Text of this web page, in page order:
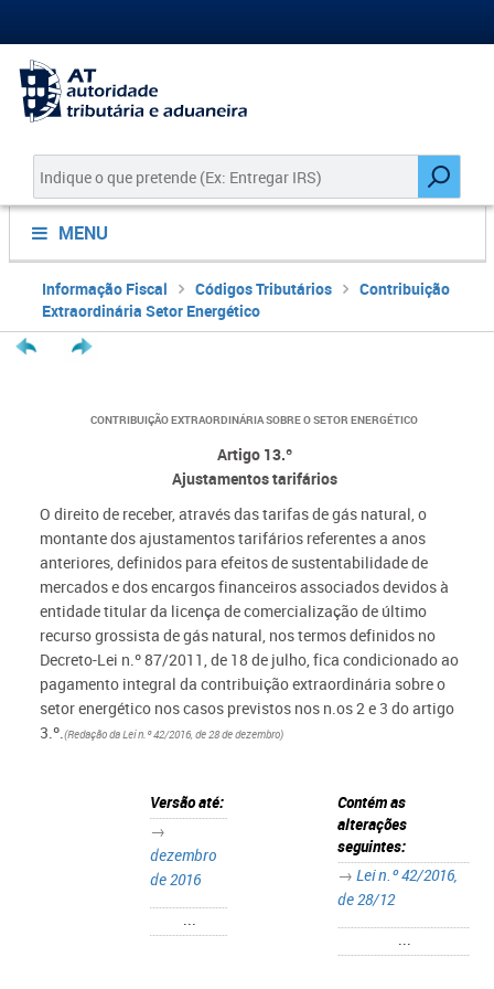
MENU
Informação Fiscal Códigos Tributários
Contribuição
Extraordinária Setor Energético
CONTRIBUIÇÃO EXTRAORDINÁRIA SOBRE O SETOR ENERGÉTICO
Artigo 13.º
Ajustamentos tarifários
O direito de receber, através das tarifas de gás natural, o
montante dos ajustamentos tarifários referentes a anos
anteriores, definidos para efeitos de sustentabilidade de
mercados e dos encargos financeiros associados devidos à
entidade titular da licença de comercialização de último
recurso grossista de gás natural, nos termos definidos no
Decreto-Lei n.º 87/2011, de 18 de julho, fica condicionado ao
pagamento integral da contribuição extraordinária sobre o
setor energético nos casos previstos nos n.os 2 e 3 do artigo
3.º.(Redação da Lei n.º 42/2016, de 28 de dezembro)
Versão até:
→
dezembro
de 2016
...
Contém as
alterações
seguintes:
→ Lei n.º 42/2016,
de 28/12
...